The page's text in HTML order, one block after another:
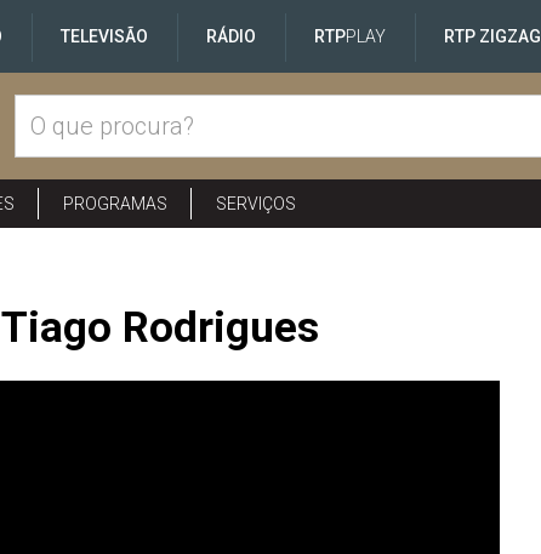
TELEVISÃO RÁDIO RTPPLAY RTP ZIGZAG
PROGRAMAS SERVIÇOS
Rodrigues